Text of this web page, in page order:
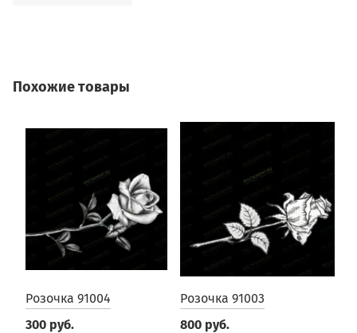
Похожие товары
Розочка 91004
300 руб.
Розочка 91003
800 руб.